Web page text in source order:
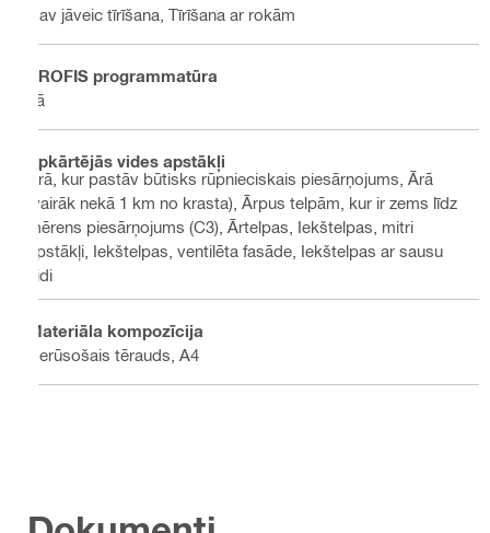
Nav jāveic tīrīšana, Tīrīšana ar rokām
PROFIS programmatūra
Jā
Apkārtējās vides apstākļi
Ārā, kur pastāv būtisks rūpnieciskais piesārņojums, Ārā
(vairāk nekā 1 km no krasta), Ārpus telpām, kur ir zems līdz
mērens piesārņojums (C3), Ārtelpas, Iekštelpas, mitri
apstākļi, Iekštelpas, ventilēta fasāde, Iekštelpas ar sausu
vidi
Materiāla kompozīcija
Nerūsošais tērauds, A4